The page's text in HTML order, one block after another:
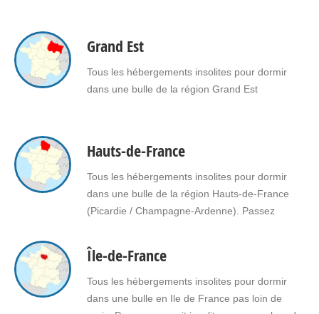
Grand Est
Tous les hébergements insolites pour dormir
dans une bulle de la région Grand Est
Hauts-de-France
Tous les hébergements insolites pour dormir
dans une bulle de la région Hauts-de-France
(Picardie / Champagne-Ardenne). Passez
amoureux dans une bulle en Hauts-de-France.
Faites le choix d'un séjour insolite avec jacuzzi,
spa, sauna dans une bulle en Hauts-de-
France pour vous ou pour offrir un cadeau
Île-de-France
Tous les hébergements insolites pour dormir
dans une bulle en Ile de France pas loin de